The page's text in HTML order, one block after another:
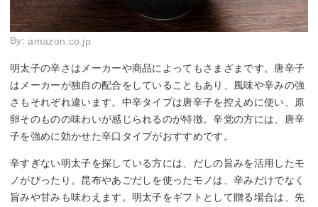
By:amazon.co.jp
明太子の辛さはメーカーや商品によってもさまざまです。唐辛子
はメーカーが独自の配合をしていることもあり、風味や辛みの強
さもそれぞれ違います。中辛タイプは唐辛子を控えめに使い、原
卵そのものの味わいが感じられるのが特徴。辛党の方には、唐辛
子を強めに効かせた辛口タイプがおすすめです。
辛すぎない明太子を探している方には、だしの旨みを活用したモ
ノがぴったり。昆布やあごだしを使ったモノは、辛みだけでなく
旨みや甘みも味わえます。明太子をギフトとして贈る場合は、先